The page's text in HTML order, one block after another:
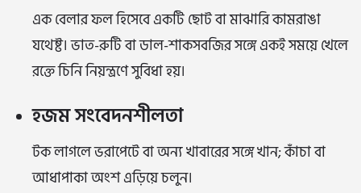
এক বেলার ফল হিসেবে একটি ছোট বা মাঝারি কামরাঙা
যথেষ্ট। ভাত-রুটি বা ডাল-শাকসবজির সঙ্গে একই সময়ে খেলে
রক্তে চিনি নিয়ন্ত্রণে সুবিধা হয়।
হজম সংবেদনশীলতা
টক লাগলে ভরাপেটে বা অন্য খাবারের সঙ্গে খান; কাঁচা বা
আধাপাকা অংশ এড়িয়ে চলুন।